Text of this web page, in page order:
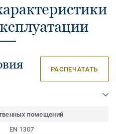
РАСПЕЧАТАТЬ
помещений
EN 1307